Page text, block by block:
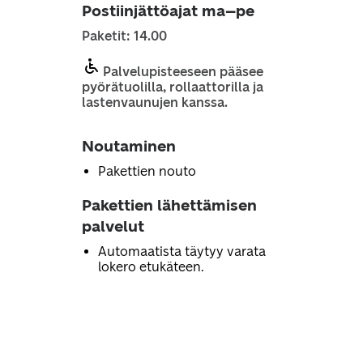
Postiinjättöajat ma–pe
Paketit: 14.00
Palvelupisteeseen pääsee
pyörätuolilla, rollaattorilla ja
lastenvaunujen kanssa.
Noutaminen
Pakettien nouto
Pakettien lähettämisen
palvelut
Automaatista täytyy varata
lokero etukäteen.